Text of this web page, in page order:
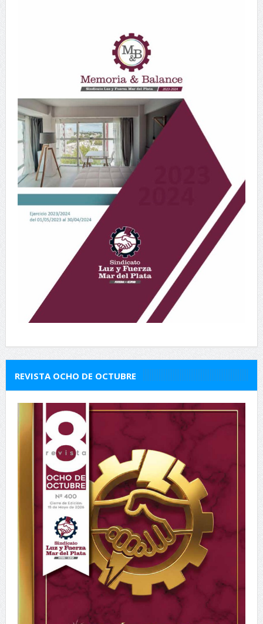
REVISTA OCHO DE OCTUBRE